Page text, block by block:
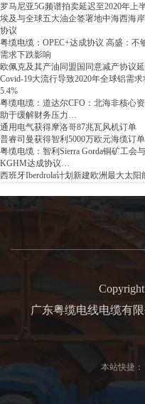
罗马尼亚5G频谱拍卖延迟至2020年上
埃及与全球五大油企签署地中海西海
协议
粤缆电缆：OPEC+达成协议 高盛：不
需求下跌影响
欧佩克及其产油同盟国同意减产协议延
Covid-19大流行导致2020年全球铝需
5.4%
粤缆电缆：道达尔CFO：北海非核心
助于缓解财务压力…
通用电气获得摩洛哥87兆瓦风机订单
普睿司曼获得智利5000万欧元海缆订单
粤缆电缆：智利Sierra Gorda铜矿工会
KGHM达成协议…
西班牙Iberdrola计划新建欧洲最大太阳
广东粤缆电线电缆有限
本站快捷：